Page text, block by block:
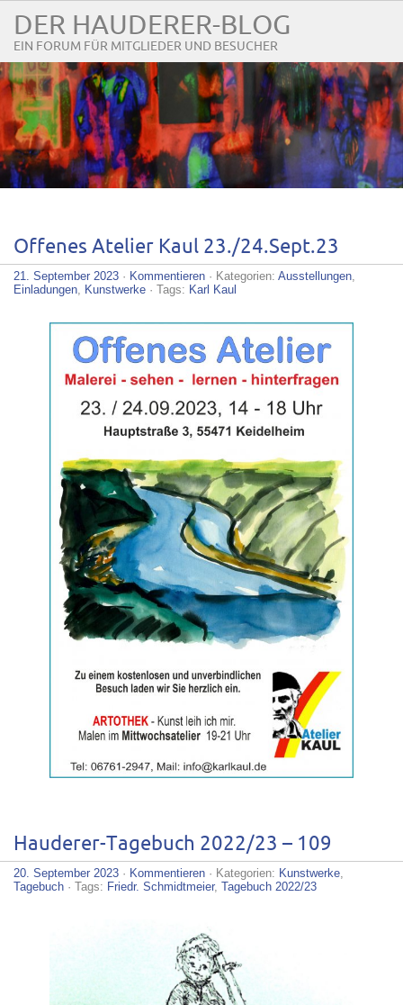
DER HAUDERER-BLOG
EIN FORUM FÜR MITGLIEDER UND BESUCHER
Offenes Atelier Kaul 23./24.Sept.23
21. September 2023 · Kommentieren · Kategorien: Ausstellungen,
Einladungen, Kunstwerke · Tags: Karl Kaul
Hauderer-Tagebuch 2022/23 – 109
20. September 2023 · Kommentieren · Kategorien: Kunstwerke,
Tagebuch · Tags: Friedr. Schmidtmeier, Tagebuch 2022/23